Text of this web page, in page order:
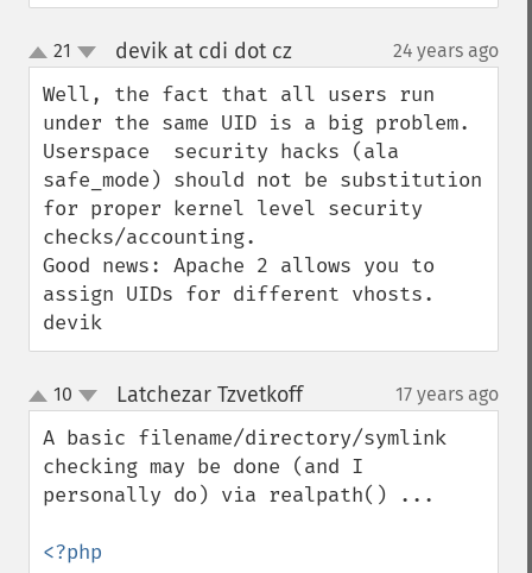
up
down
21 devik at cdi dot cz¶ 24 years ago
Well, the fact that all users run
under the same UID is a big problem.
Userspace  security hacks (ala
safe_mode) should not be substitution
for proper kernel level security
checks/accounting.
Good news: Apache 2 allows you to
assign UIDs for different vhosts.
devik
up
down
10 Latchezar Tzvetkoff¶ 17 years ago
A basic filename/directory/symlink
checking may be done (and I
personally do) via realpath() ...
<?php